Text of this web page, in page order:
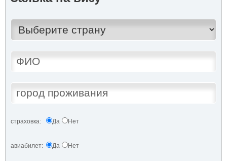
страховка: Да Нет
авиабилет: Да Нет